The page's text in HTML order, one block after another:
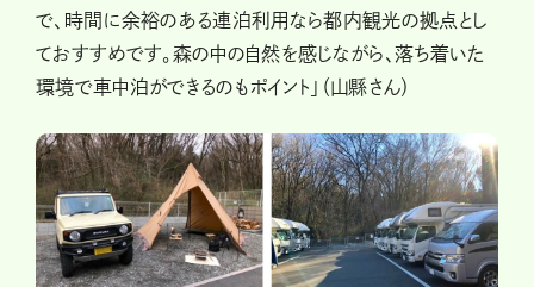
で、時間に余裕のある連泊利用なら都内観光の拠点とし
ておすすめです。森の中の自然を感じながら、落ち着いた
環境で車中泊ができるのもポイント」（山縣さん）